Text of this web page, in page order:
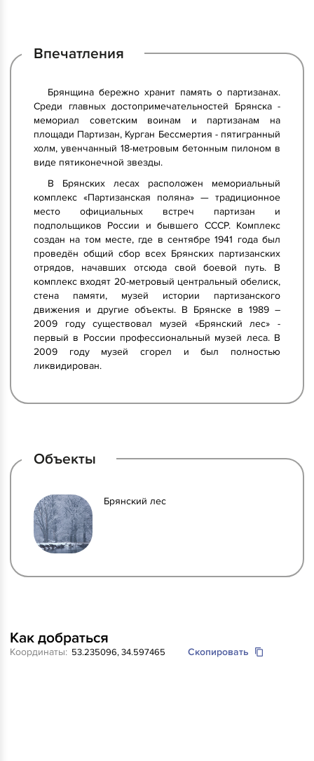
Впечатления
Брянщина бережно хранит память о партизанах.
Среди главных достопримечательностей Брянска -
мемориал советским воинам и партизанам на
площади Партизан, Курган Бессмертия - пятигранный
холм, увенчанный 18-метровым бетонным пилоном в
виде пятиконечной звезды.
В Брянских лесах расположен мемориальный
комплекс «Партизанская поляна» — традиционное
место официальных встреч партизан и
подпольщиков России и бывшего СССР. Комплекс
создан на том месте, где в сентябре 1941 года был
проведён общий сбор всех Брянских партизанских
отрядов, начавших отсюда свой боевой путь. В
комплекс входят 20-метровый центральный обелиск,
стена памяти, музей истории партизанского
движения и другие объекты. В Брянске в 1989 –
2009 году существовал музей «Брянский лес» -
первый в России профессиональный музей леса. В
2009 году музей сгорел и был полностью
ликвидирован.
Объекты
Брянский лес
Координаты: Скопировать
Как добраться